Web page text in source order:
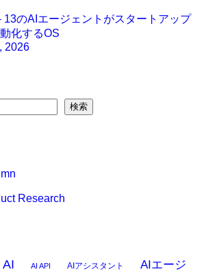
13のAIエージェントがスタートアップ
化するOS
2026
検索
Research
AI AI API AIアシスタント
AIエージ